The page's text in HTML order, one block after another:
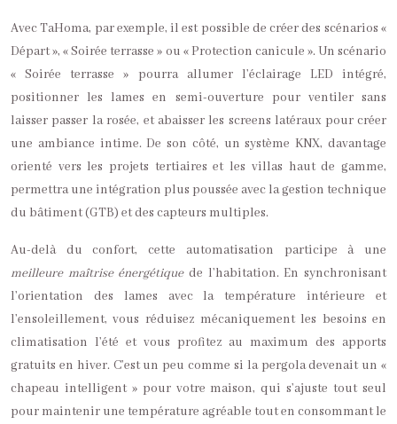
Avec TaHoma, par exemple, il est possible de créer des scénarios «
Départ », « Soirée terrasse » ou « Protection canicule ». Un scénario
« Soirée terrasse » pourra allumer l’éclairage LED intégré,
positionner les lames en semi-ouverture pour ventiler sans
laisser passer la rosée, et abaisser les screens latéraux pour créer
une ambiance intime. De son côté, un système KNX, davantage
orienté vers les projets tertiaires et les villas haut de gamme,
permettra une intégration plus poussée avec la gestion technique
du bâtiment (GTB) et des capteurs multiples.
Au-delà du confort, cette automatisation participe à une
meilleure maîtrise énergétiquede l’habitation. En synchronisant
l’orientation des lames avec la température intérieure et
l’ensoleillement, vous réduisez mécaniquement les besoins en
climatisation l’été et vous profitez au maximum des apports
gratuits en hiver. C’est un peu comme si la pergola devenait un «
chapeau intelligent » pour votre maison, qui s’ajuste tout seul
pour maintenir une température agréable tout en consommant le